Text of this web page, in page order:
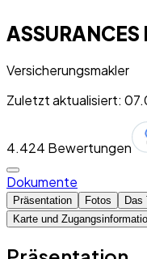
ASSURANCES
Versicherungsmakler
Zuletzt aktualisiert:
4.424 Bewertungen
Dokumente
Präsentation Fotos Das
Karte und